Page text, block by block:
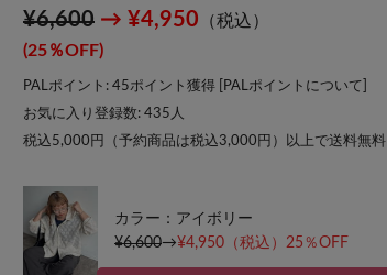
¥6,600 → ¥4,950 （税込）
(25％OFF)
PALポイント: 45ポイント獲得 [ PALポイントについて
お気に入り登録数: 435 人
税込5,000円（予約商品は税込3,000円）以上で送料無料[
カラー：アイボリー
¥6,600→¥4,950 （税込）25％OFF